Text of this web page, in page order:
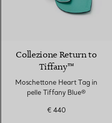
Collezione Return to
Tiffany™
Moschettone Heart Tag in
pelle Tiffany Blue®
€ 440